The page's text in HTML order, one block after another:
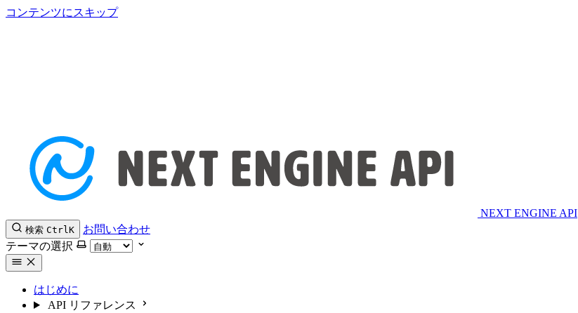
コンテンツにスキップ
NEXT ENGINE API
検索 CtrlK
お問い合わせ
テーマの選択
はじめに
API リファレンス